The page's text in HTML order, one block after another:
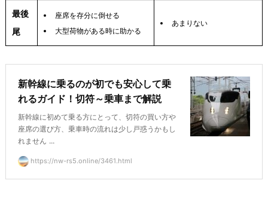
最後
尾
座席を存分に倒せる
大型荷物がある時に助かる
あまりない
新幹線に乗るのが初でも安心して乗
れるガイド！切符～乗車まで解説
新幹線に初めて乗る方にとって、切符の買い方や
座席の選び方、乗車時の流れは少し戸惑うかもし
れません ...
https://nw-rs5.online/3461.html